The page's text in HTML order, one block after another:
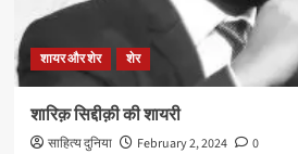
शायर और शेर शेर
शारिक़ सिद्दीक़ी की शायरी
साहित्य दुनिया February 2, 2024
0